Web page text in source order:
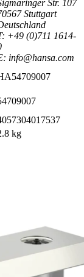
Str. 107
Stuttgart
+49 (0)711 1614-
info@hansa.com
kg